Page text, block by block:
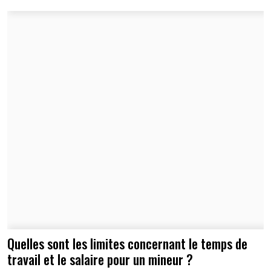
Quelles sont les limites concernant le temps de
travail et le salaire pour un mineur ?